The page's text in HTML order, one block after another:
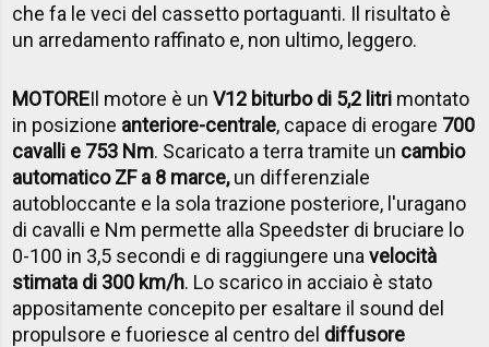
che fa le veci del cassetto portaguanti. Il risultato è
un arredamento raffinato e, non ultimo, leggero.
MOTOREIl motore è unV12 biturbo di 5,2 litri montato
in posizione anteriore-centrale, capace di erogare 700
cavalli e 753 Nm. Scaricato a terra tramite un cambio
automatico ZF a 8 marce,un differenziale
autobloccante e la sola trazione posteriore, l'uragano
di cavalli e Nm permette alla Speedster di bruciare lo
0-100 in 3,5 secondi e di raggiungere unavelocità
stimata di 300 km/h. Lo scarico in acciaio è stato
appositamente concepito per esaltare il sound del
propulsore e fuoriesce al centro del diffusore